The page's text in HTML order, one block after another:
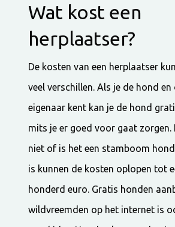
Wat kost een
herplaatser?
De kosten van een herplaatser
veel verschillen. Als je de hond en
eigenaar kent kan je de hond
mits je er goed voor gaat zorgen.
niet of is het een stamboom
is kunnen de kosten oplopen tot
honderd euro. Gratis honden
wildvreemden op het internet is